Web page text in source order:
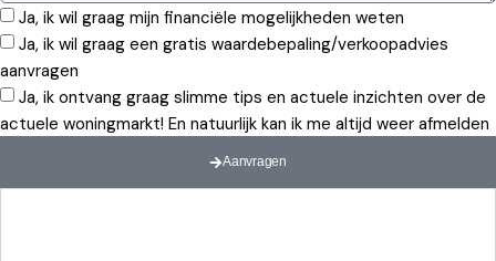
Ja, ik wil graag mijn financiële mogelijkheden weten
Ja, ik wil graag een gratis waardebepaling/verkoopadvies
aanvragen
Ja, ik ontvang graag slimme tips en actuele inzichten over de
actuele woningmarkt! En natuurlijk kan ik me altijd weer afmelden
Aanvragen